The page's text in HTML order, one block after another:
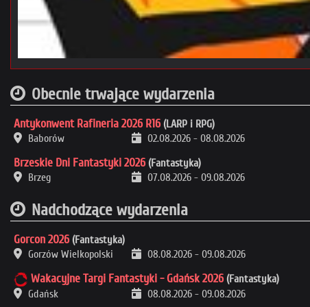
Obecnie trwające wydarzenia
Antykonwent Rafineria 2026 R16 (LARP i RPG)
Baborów
02.08.2026 - 08.08.2026
Brzeskie Dni Fantastyki 2026 (Fantastyka)
Brzeg
07.08.2026 - 09.08.2026
Nadchodzące wydarzenia
Gorcon 2026 (Fantastyka)
Gorzów Wielkopolski
08.08.2026 - 09.08.2026
Wakacyjne Targi Fantastyki - Gdańsk 2026 (Fantastyka)
Gdańsk
08.08.2026 - 09.08.2026